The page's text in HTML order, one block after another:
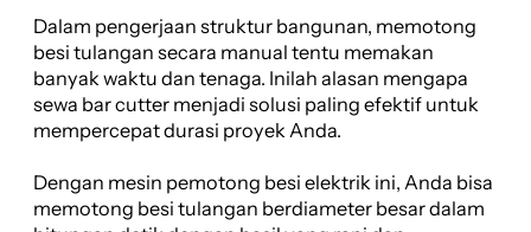
Dalam pengerjaan struktur bangunan, memotong
besi tulangan secara manual tentu memakan
banyak waktu dan tenaga. Inilah alasan mengapa
sewa bar cutter menjadi solusi paling efektif untuk
mempercepat durasi proyek Anda.
Dengan mesin pemotong besi elektrik ini, Anda bisa
memotong besi tulangan berdiameter besar dalam